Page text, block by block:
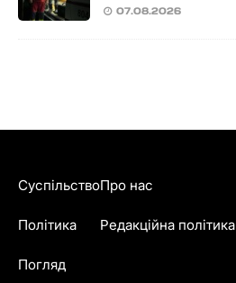
07.08.2026
Суспільство
Політика
Погляд
Про нас
Редакційна політика